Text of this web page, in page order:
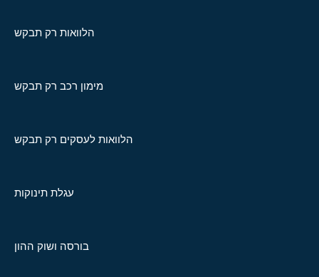
הלוואות רק תבקש
מימון רכב רק תבקש
הלוואות לעסקים רק תבקש
עגלת תינוקות
בורסה ושוק ההון